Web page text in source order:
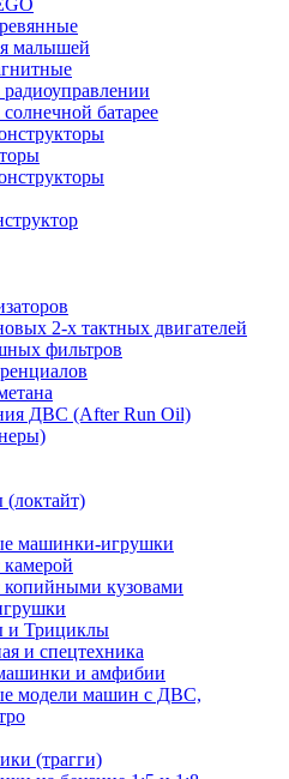
малышей
батарее
2-х тактных двигателей
фильтров
ДВС (After Run Oil)
машинки-игрушки
кузовами
и Трициклы
и спецтехника
и амфибии
модели машин с ДВС,
(трагги)